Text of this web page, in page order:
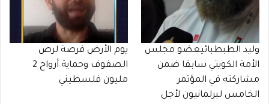
وليد الطبطبائيعضو مجلس
الأمة الكويتي سابقا ضمن
مشاركته في المؤتمر
الخامس لبرلمانيون لأجل
يوم الأرض فرصة لرص
الصفوف وحماية أرواح 2
مليون فلسطيني